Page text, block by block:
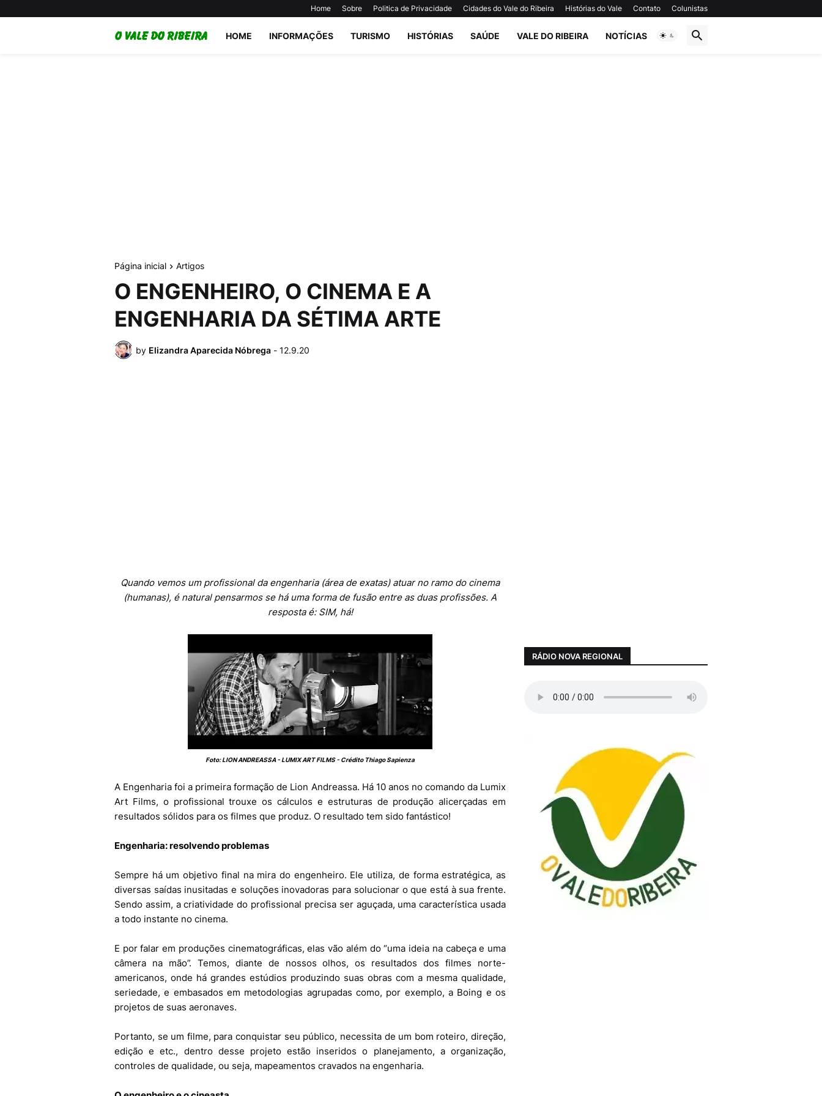
Home Sobre Politica de Privacidade Cidades do Vale do Ribeira Histórias do Vale Contato Colunistas
HOME INFORMAÇÕES TURISMO HISTÓRIAS SAÚDE VALE DO RIBEIRA NOTÍCIAS
Página inicial Artigos
O ENGENHEIRO, O CINEMA E A
ENGENHARIA DA SÉTIMA ARTE
by Elizandra Aparecida Nóbrega - 12.9.20
Quando vemos um profissional da engenharia (área de exatas) atuar no ramo do cinema
(humanas), é natural pensarmos se há uma forma de fusão entre as duas profissões. A
resposta é: SIM, há!
Foto: LION ANDREASSA - LUMIX ART FILMS - Crédito Thiago Sapienza
A Engenharia foi a primeira formação de Lion Andreassa. Há 10 anos no comando da Lumix
Art Films, o profissional trouxe os cálculos e estruturas de produção alicerçadas em
resultados sólidos para os filmes que produz. O resultado tem sido fantástico!
Engenharia: resolvendo problemas
Sempre há um objetivo final na mira do engenheiro. Ele utiliza, de forma estratégica, as
diversas saídas inusitadas e soluções inovadoras para solucionar o que está à sua frente.
Sendo assim, a criatividade do profissional precisa ser aguçada, uma característica usada
a todo instante no cinema.
E por falar em produções cinematográficas, elas vão além do “uma ideia na cabeça e uma
câmera na mão”. Temos, diante de nossos olhos, os resultados dos filmes norte-
americanos, onde há grandes estúdios produzindo suas obras com a mesma qualidade,
seriedade, e embasados em metodologias agrupadas como, por exemplo, a Boing e os
projetos de suas aeronaves.
Portanto, se um filme, para conquistar seu público, necessita de um bom roteiro, direção,
edição e etc., dentro desse projeto estão inseridos o planejamento, a organização,
controles de qualidade, ou seja, mapeamentos cravados na engenharia.
RÁDIO NOVA REGIONAL